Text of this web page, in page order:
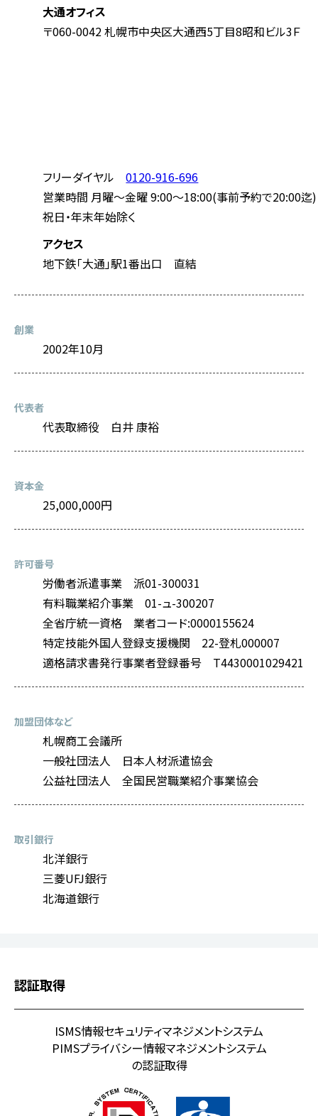
大通オフィス
〒060-0042 札幌市中央区大通西5丁目8昭和ビル3Ｆ
フリーダイヤル0120-916-696
営業時間 月曜～金曜 9:00～18:00(事前予約で20:00
祝日・年末年始除く
アクセス
地下鉄「大通」駅1番出口 直結
創業
2002年10月
代表者
代表取締役 白井 康裕
資本金
25,000,000円
許可番号
労働者派遣事業 派01-300031
有料職業紹介事業 01-ュ-300207
全省庁統一資格 業者コード:0000155624
特定技能外国人登録支援機関 22-登札000007
適格請求書発行事業者登録番号 T4430001029421
加盟団体など
札幌商工会議所
一般社団法人 日本人材派遣協会
公益社団法人 全国民営職業紹介事業協会
取引銀行
北洋銀行
三菱UFJ銀行
北海道銀行
認証取得
ISMS情報セキュリティマネジメントシステム
PIMSプライバシー情報マネジメントシステム
の認証取得